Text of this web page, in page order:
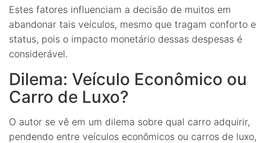
Estes fatores influenciam a decisão de muitos em
abandonar tais veículos, mesmo que tragam conforto e
status, pois o impacto monetário dessas despesas é
considerável.
Dilema: Veículo Econômico ou
Carro de Luxo?
O autor se vê em um dilema sobre qual carro adquirir,
pendendo entre veículos econômicos ou carros de luxo,